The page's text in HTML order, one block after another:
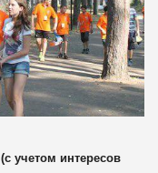
учетом интересов